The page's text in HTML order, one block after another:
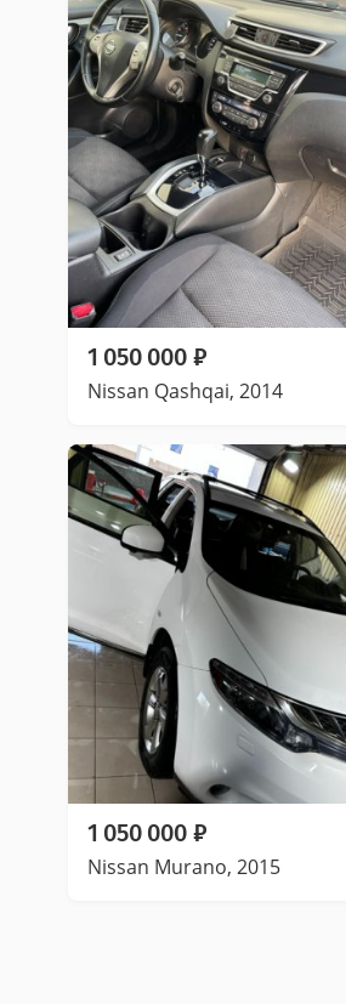
1 050 000 ₽
Nissan Qashqai, 2014
1 050 000 ₽
Nissan Murano, 2015